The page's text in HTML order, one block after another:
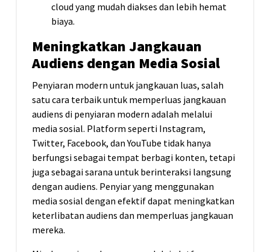
cloud yang mudah diakses dan lebih hemat
biaya.
Meningkatkan Jangkauan
Audiens dengan Media Sosial
Penyiaran modern untuk jangkauan luas, salah
satu cara terbaik untuk memperluas jangkauan
audiens di penyiaran modern adalah melalui
media sosial. Platform seperti Instagram,
Twitter, Facebook, dan YouTube tidak hanya
berfungsi sebagai tempat berbagi konten, tetapi
juga sebagai sarana untuk berinteraksi langsung
dengan audiens. Penyiar yang menggunakan
media sosial dengan efektif dapat meningkatkan
keterlibatan audiens dan memperluas jangkauan
mereka.